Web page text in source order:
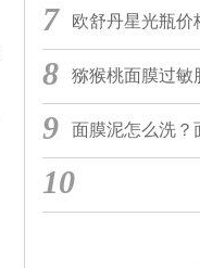
适合油皮吗
7 欧舒丹星光瓶价
么样
8 猕猴桃面膜过敏
敏怎么办
9 面膜泥怎么洗？
10